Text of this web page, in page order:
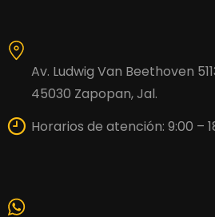
Av. Ludwig Van Beethoven
45030 Zapopan, Jal.
Horarios de atención: 9:00 –